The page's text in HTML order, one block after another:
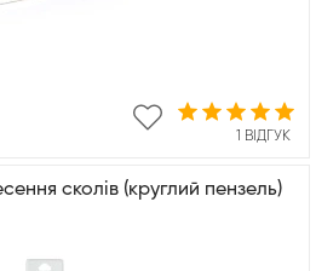
1 ВІДГУК
сколів (круглий пензель)